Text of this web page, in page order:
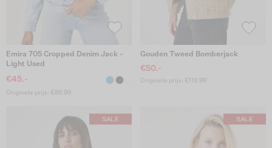
Emira 705 Cropped Denim Jack -
Light Used
€45.-
Originele prijs: €89.99
Gouden Tweed Bomberjack
€50.-
Originele prijs: €119.99